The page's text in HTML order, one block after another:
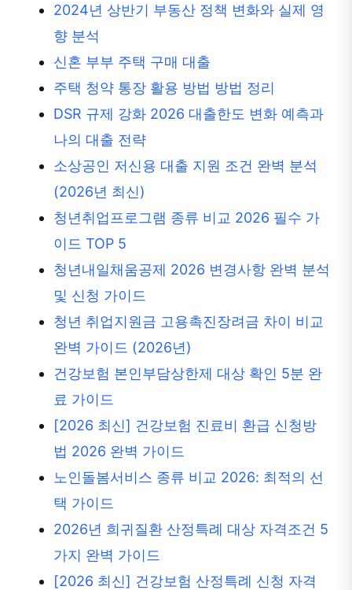
2024년 상반기 부동산 정책 변화와 실제 영
향 분석
신혼 부부 주택 구매 대출
주택 청약 통장 활용 방법 방법 정리
DSR 규제 강화 2026 대출한도 변화 예측과
나의 대출 전략
소상공인 저신용 대출 지원 조건 완벽 분석
(2026년 최신)
청년취업프로그램 종류 비교 2026 필수 가
이드 TOP 5
청년내일채움공제 2026 변경사항 완벽 분석
및 신청 가이드
청년 취업지원금 고용촉진장려금 차이 비교
완벽 가이드 (2026년)
건강보험 본인부담상한제 대상 확인 5분 완
료 가이드
[2026 최신] 건강보험 진료비 환급 신청방
법 2026 완벽 가이드
노인돌봄서비스 종류 비교 2026: 최적의 선
택 가이드
2026년 희귀질환 산정특례 대상 자격조건 5
가지 완벽 가이드
[2026 최신] 건강보험 산정특례 신청 자격